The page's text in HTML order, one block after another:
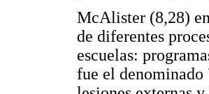
McAlister (8,28)
de diferentes
escuelas:
fue el denominado